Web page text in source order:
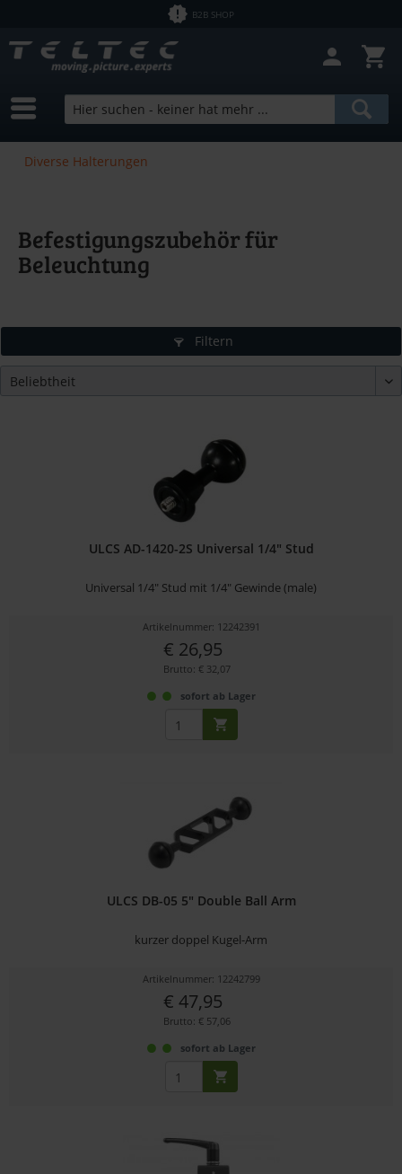
B2B SHOP
Diverse Halterungen
Befestigungszubehör für
Beleuchtung
Filtern
ULCS AD-1420-2S Universal 1/4" Stud
Universal 1/4" Stud mit 1/4" Gewinde (male)
Artikelnummer: 12242391
€ 26,95
Brutto: € 32,07
sofort ab Lager
ULCS DB-05 5" Double Ball Arm
kurzer doppel Kugel-Arm
Artikelnummer: 12242799
€ 47,95
Brutto: € 57,06
sofort ab Lager